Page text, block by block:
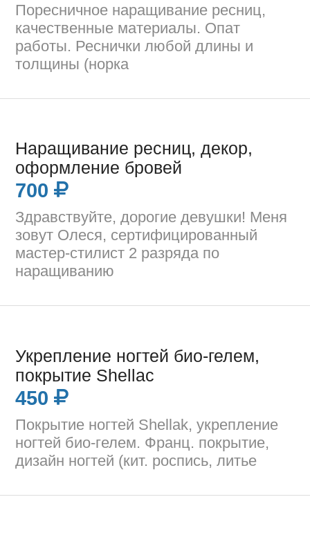
Поресничное наращивание ресниц,
качественные материалы. Опат
работы. Реснички любой длины и
толщины (норка
Наращивание ресниц, декор,
оформление бровей
700
Здравствуйте, дорогие девушки! Меня
зовут Олеся, сертифицированный
мастер-стилист 2 разряда по
наращиванию
Укрепление ногтей био-гелем,
покрытие Shellac
450
Покрытие ногтей Shellak, укрепление
ногтей био-гелем. Франц. покрытие,
дизайн ногтей (кит. роспись, литье